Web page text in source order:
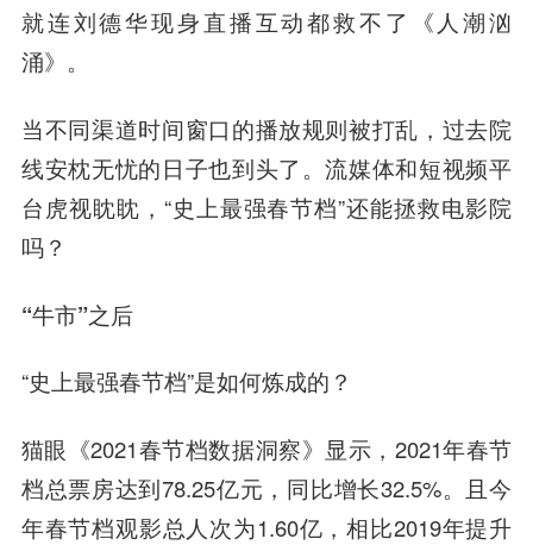
就连刘德华现身直播互动都救不了《人潮汹
涌》。
当不同渠道时间窗口的播放规则被打乱，过去院
线安枕无忧的日子也到头了。流媒体和短视频平
台虎视眈眈，“史上最强春节档”还能拯救电影院
吗？
“牛市”之后
“史上最强春节档”是如何炼成的？
猫眼《2021春节档数据洞察》显示，2021年春节
档总票房达到78.25亿元，同比增长32.5%。且今
年春节档观影总人次为1.60亿，相比2019年提升